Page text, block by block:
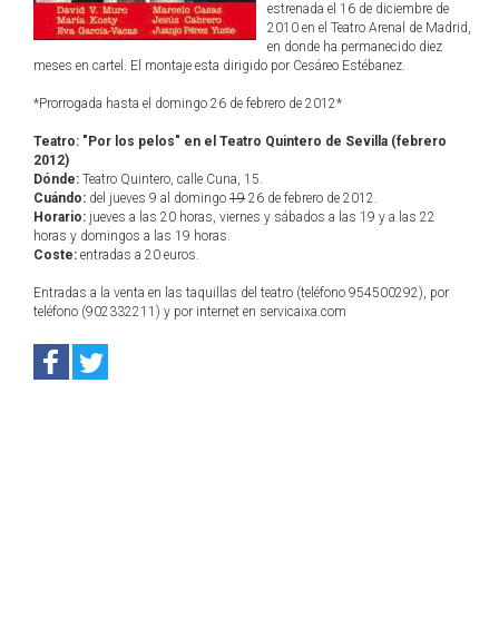
estrenada el 16 de diciembre de
2010 en el Teatro Arenal de Madrid,
en donde ha permanecido diez
meses en cartel. El montaje esta dirigido por Cesáreo Estébanez.
*Prorrogada hasta el domingo 26 de febrero de 2012*
Teatro: "Por los pelos" en el Teatro Quintero de Sevilla (febrero
2012)
Dónde: Teatro Quintero, calle Cuna, 15.
Cuándo: del jueves 9 al domingo 19 26 de febrero de 2012.
Horario: jueves a las 20 horas, viernes y sábados a las 19 y a las 22
horas y domingos a las 19 horas.
Coste: entradas a 20 euros.
Entradas a la venta en las taquillas del teatro (teléfono 954500292), por
teléfono (902332211) y por internet en servicaixa.com